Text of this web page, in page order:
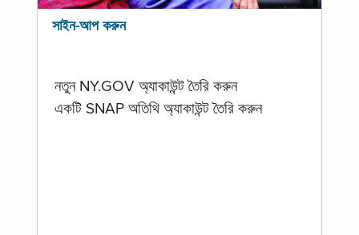
সাইন-আপ করুন
নতুন NY.GOV অ্যাকাউন্ট তৈরি করুন
একটি SNAP অতিথি অ্যাকাউন্ট তৈরি করুন